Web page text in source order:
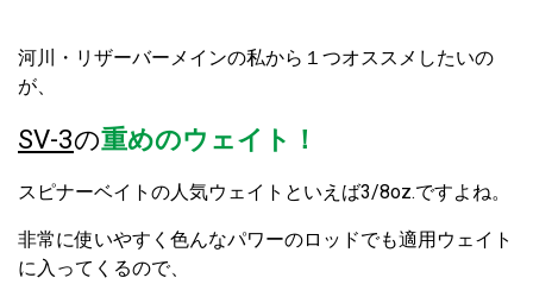
河川・リザーバーメインの私から１つオススメしたいの
が、
SV-3の重めのウェイト！
スピナーベイトの人気ウェイトといえば3/8oz.ですよね。
非常に使いやすく色んなパワーのロッドでも適用ウェイト
に入ってくるので、